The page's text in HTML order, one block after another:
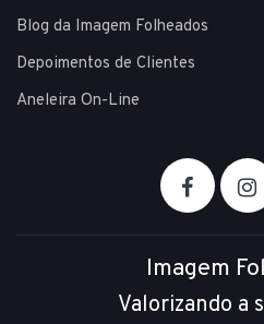
Blog da Imagem Folheados
Depoimentos de Clientes
Aneleira On-Line
Imagem
Valorizando a